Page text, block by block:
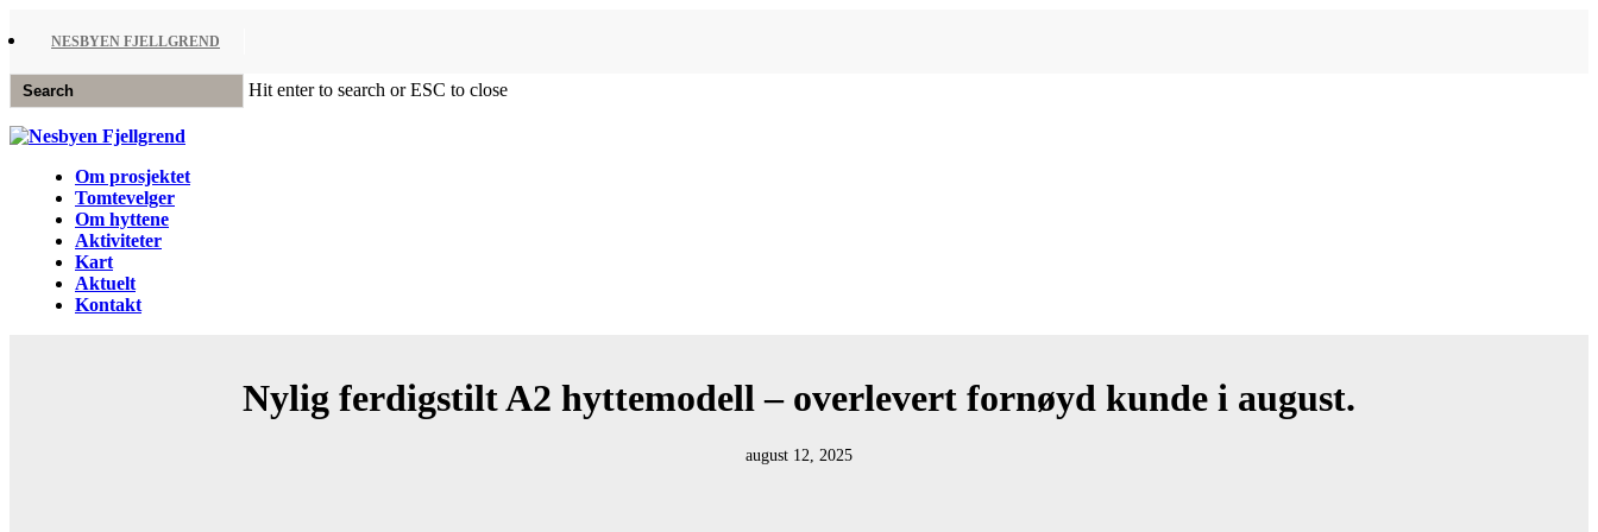
to
content
NESBYEN FJELLGREND
Hit enter to search or ESC to close
Close
Om prosjektet
Tomtevelger
Om hyttene
Aktiviteter
Kart
Aktuelt
Kontakt
Nylig ferdigstilt A2 hyttemodell – overlevert fornøyd kunde i august.
august 12, 2025